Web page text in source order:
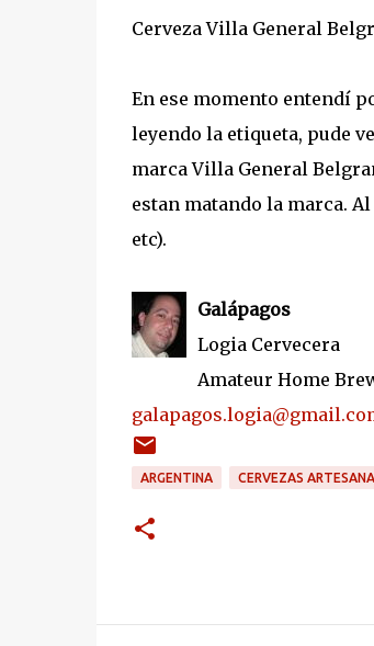
Cerveza Villa General
En ese momento entendí
leyendo la etiqueta, pude
marca Villa General
estan matando la marca.
etc).
Galápagos
Logia Cervecera
Amateur Home
ARGENTINA CERVEZAS